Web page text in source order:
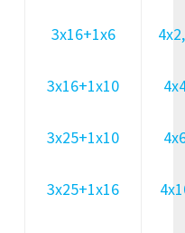
3х16+1х6
3х16+1х10
3х25+1х10
3х25+1х16